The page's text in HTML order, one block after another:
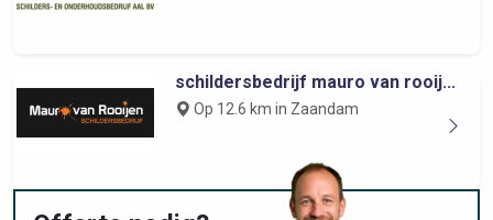
schildersbedrijf mauro van rooij...
Op 12.6 km in Zaandam